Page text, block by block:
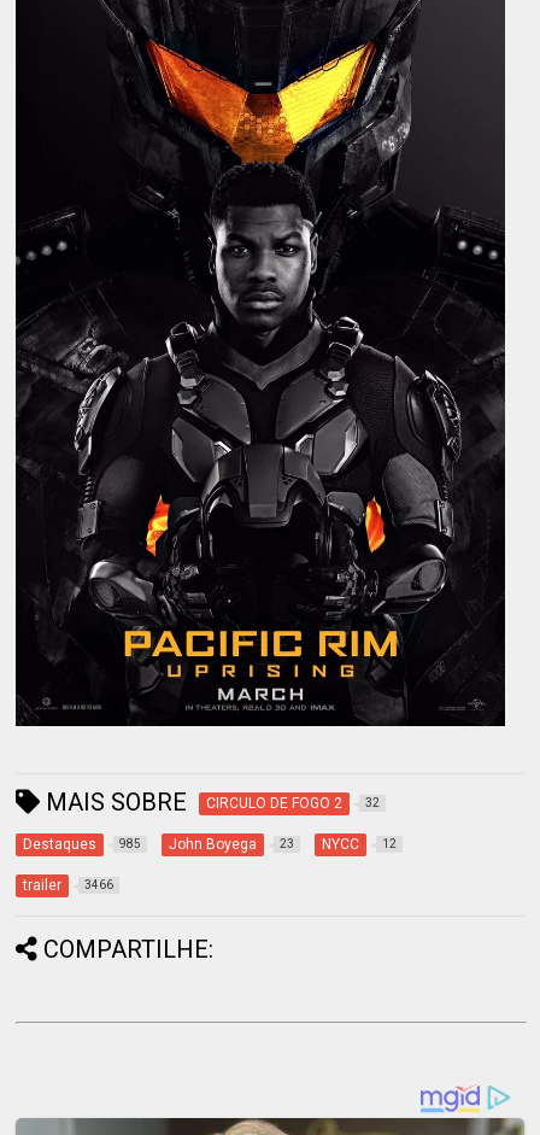
MAIS SOBRE CIRCULO DE FOGO 2 32
Destaques 985 John Boyega 23 NYCC 12
trailer 3466
COMPARTILHE: